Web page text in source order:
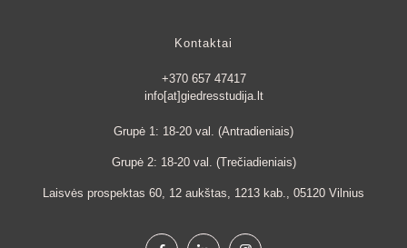
Kontaktai
+370 657 47417
info[at]giedresstudija.lt
Grupė 1: 18-20 val. (Antradieniais)
Grupė 2: 18-20 val. (Trečiadieniais)
Laisvės prospektas 60, 12 aukštas, 1213 kab., 05120 Vilnius